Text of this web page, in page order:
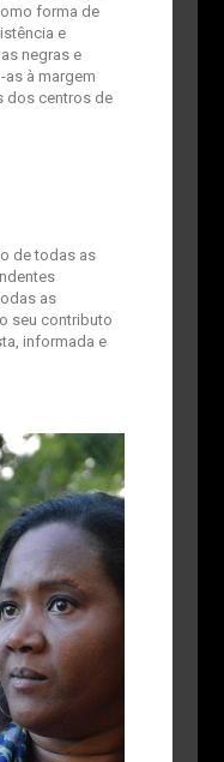
forma de
e
negras e
à margem
dos centros de
de todas as
as
seu contributo
informada e